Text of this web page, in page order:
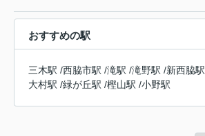
おすすめの駅
三木駅 /西脇市駅 /滝駅 /滝野駅 /新西脇駅
大村駅 /緑が丘駅 /樫山駅 /小野駅